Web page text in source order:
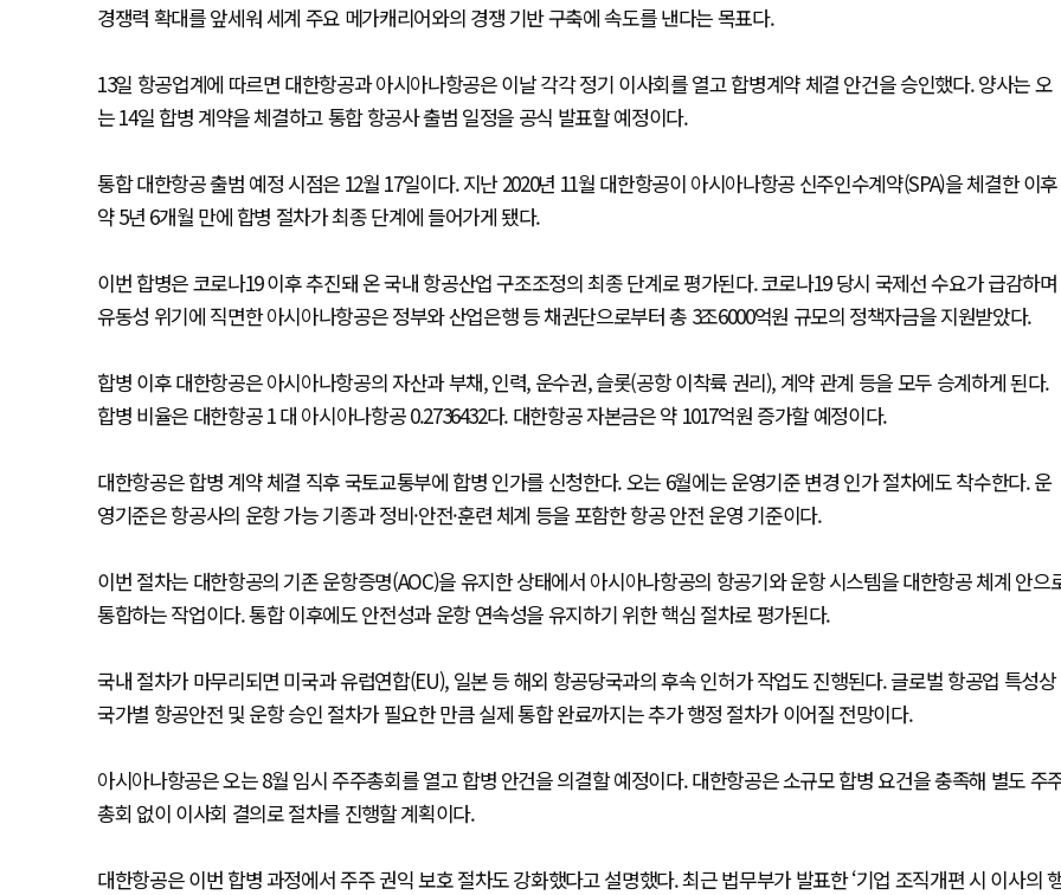
경쟁력 확대를 앞세워 세계 주요 메가캐리어와의 경쟁 기반 구축에 속도를 낸다는 목표다.
13일 항공업계에 따르면 대한항공과 아시아나항공은 이날 각각 정기 이사회를 열고 합병계약 체결 안건을 승인했다. 양사는 오
는 14일 합병 계약을 체결하고 통합 항공사 출범 일정을 공식 발표할 예정이다.
통합 대한항공 출범 예정 시점은 12월 17일이다. 지난 2020년 11월 대한항공이 아시아나항공 신주인수계약(SPA)을 체결한 이후
약 5년 6개월 만에 합병 절차가 최종 단계에 들어가게 됐다.
이번 합병은 코로나19 이후 추진돼 온 국내 항공산업 구조조정의 최종 단계로 평가된다. 코로나19 당시 국제선 수요가 급감하며
유동성 위기에 직면한 아시아나항공은 정부와 산업은행 등 채권단으로부터 총 3조6000억원 규모의 정책자금을 지원받았다.
합병 이후 대한항공은 아시아나항공의 자산과 부채, 인력, 운수권, 슬롯(공항 이착륙 권리), 계약 관계 등을 모두 승계하게 된다.
합병 비율은 대한항공 1 대 아시아나항공 0.2736432다. 대한항공 자본금은 약 1017억원 증가할 예정이다.
대한항공은 합병 계약 체결 직후 국토교통부에 합병 인가를 신청한다. 오는 6월에는 운영기준 변경 인가 절차에도 착수한다. 운
영기준은 항공사의 운항 가능 기종과 정비·안전·훈련 체계 등을 포함한 항공 안전 운영 기준이다.
이번 절차는 대한항공의 기존 운항증명(AOC)을 유지한 상태에서 아시아나항공의 항공기와 운항 시스템을 대한항공 체계 안으
통합하는 작업이다. 통합 이후에도 안전성과 운항 연속성을 유지하기 위한 핵심 절차로 평가된다.
국내 절차가 마무리되면 미국과 유럽연합(EU), 일본 등 해외 항공당국과의 후속 인허가 작업도 진행된다. 글로벌 항공업 특성상
국가별 항공안전 및 운항 승인 절차가 필요한 만큼 실제 통합 완료까지는 추가 행정 절차가 이어질 전망이다.
아시아나항공은 오는 8월 임시 주주총회를 열고 합병 안건을 의결할 예정이다. 대한항공은 소규모 합병 요건을 충족해 별도 주
총회 없이 이사회 결의로 절차를 진행할 계획이다.
대한항공은 이번 합병 과정에서 주주 권익 보호 절차도 강화했다고 설명했다. 최근 법무부가 발표한 ‘기업 조직개편 시 이사의